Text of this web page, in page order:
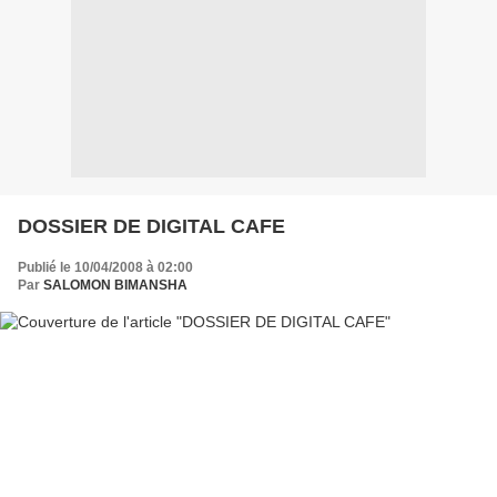
DOSSIER DE DIGITAL CAFE
Publié le 10/04/2008 à 02:00
Par SALOMON BIMANSHA